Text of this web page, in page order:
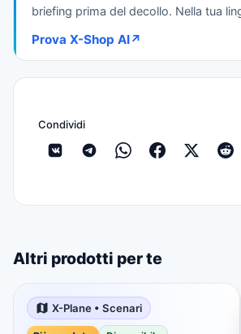
briefing prima del decollo. Nella tua
Prova X-Shop AI↗
Condividi
Altri prodotti per te
X-Plane • Scenari